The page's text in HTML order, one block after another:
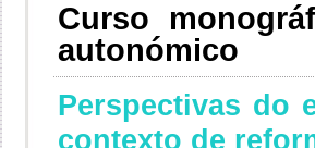
Curso
autonómico
Perspectivas do
contexto de